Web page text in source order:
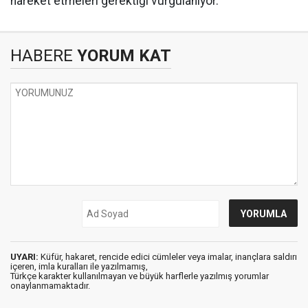
HABERE YORUM KAT
UYARI: Küfür, hakaret, rencide edici cümleler veya imalar, inançlara saldırı
içeren, imla kuralları ile yazılmamış,
Türkçe karakter kullanılmayan ve büyük harflerle yazılmış yorumlar
onaylanmamaktadır.